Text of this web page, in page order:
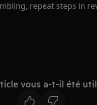
repeat steps in
vous a-t-il été